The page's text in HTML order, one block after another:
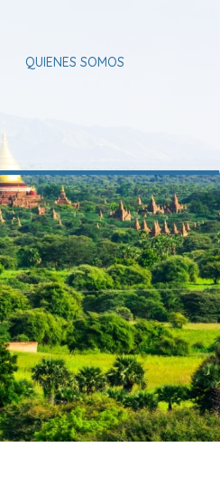
QUIENES SOMOS